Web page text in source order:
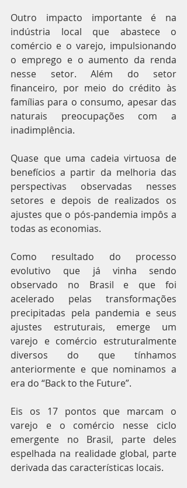
Outro impacto importante é na
indústria local que abastece o
comércio e o varejo, impulsionando
o emprego e o aumento da renda
nesse setor. Além do setor
financeiro, por meio do crédito às
famílias para o consumo, apesar das
naturais preocupações com a
inadimplência.
Quase que uma cadeia virtuosa de
benefícios a partir da melhoria das
perspectivas observadas nesses
setores e depois de realizados os
ajustes que o pós-pandemia impôs a
todas as economias.
Como resultado do processo
evolutivo que já vinha sendo
observado no Brasil e que foi
acelerado pelas transformações
precipitadas pela pandemia e seus
ajustes estruturais, emerge um
varejo e comércio estruturalmente
diversos do que tínhamos
anteriormente e que nominamos a
era do “Back to the Future”.
Eis os 17 pontos que marcam o
varejo e o comércio nesse ciclo
emergente no Brasil, parte deles
espelhada na realidade global, parte
derivada das características locais.